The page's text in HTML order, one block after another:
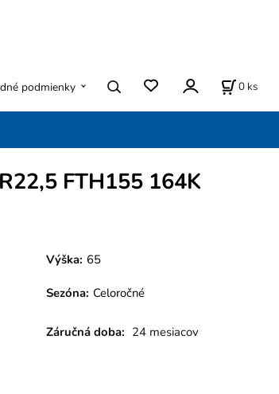
podmienky 0 ks
FTH155 164K
Výška: 65
Sezóna: Celoročné
Záručná doba: 24 mesiacov